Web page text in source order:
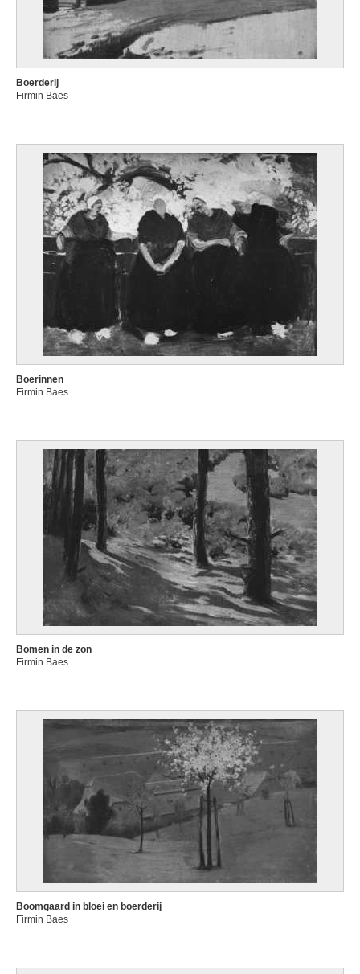
Boerderij
Firmin Baes
Boerinnen
Firmin Baes
Bomen in de zon
Firmin Baes
Boomgaard in bloei en boerderij
Firmin Baes